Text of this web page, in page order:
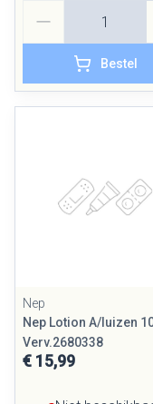
Bestel
Nep
Nep Lotion A/luizen
Verv.2680338
€ 15,99